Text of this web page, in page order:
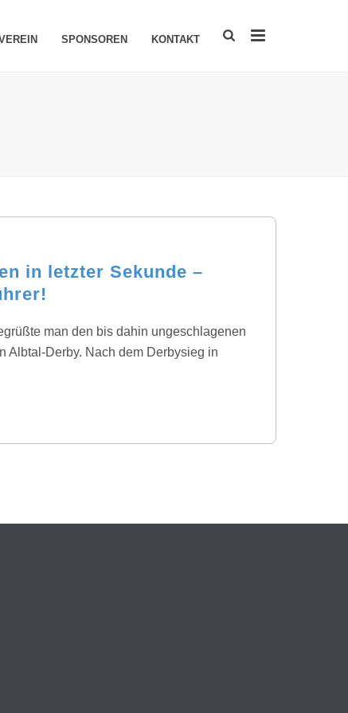
SPONSOREN KONTAKT
in letzter Sekunde –
man den bis dahin ungeschlagenen
Albtal-Derby. Nach dem Derbysieg in